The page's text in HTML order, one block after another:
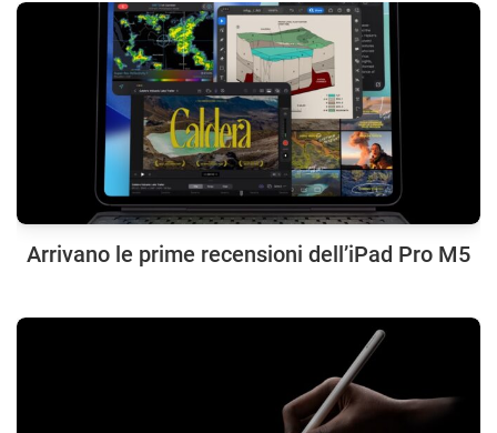
Arrivano le prime recensioni dell’iPad Pro M5